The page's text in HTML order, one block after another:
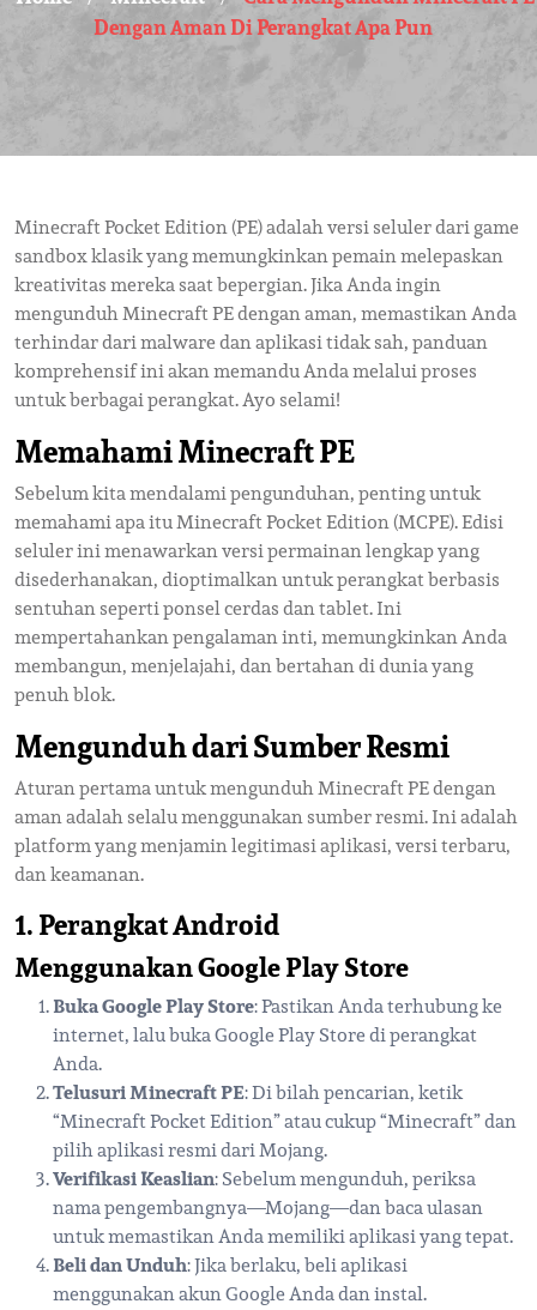
Dengan Aman Di Perangkat Apa Pun
Minecraft Pocket Edition (PE) adalah versi seluler dari game
sandbox klasik yang memungkinkan pemain melepaskan
kreativitas mereka saat bepergian. Jika Anda ingin
mengunduh Minecraft PE dengan aman, memastikan Anda
terhindar dari malware dan aplikasi tidak sah, panduan
komprehensif ini akan memandu Anda melalui proses
untuk berbagai perangkat. Ayo selami!
Memahami Minecraft PE
Sebelum kita mendalami pengunduhan, penting untuk
memahami apa itu Minecraft Pocket Edition (MCPE). Edisi
seluler ini menawarkan versi permainan lengkap yang
disederhanakan, dioptimalkan untuk perangkat berbasis
sentuhan seperti ponsel cerdas dan tablet. Ini
mempertahankan pengalaman inti, memungkinkan Anda
membangun, menjelajahi, dan bertahan di dunia yang
penuh blok.
Mengunduh dari Sumber Resmi
Aturan pertama untuk mengunduh Minecraft PE dengan
aman adalah selalu menggunakan sumber resmi. Ini adalah
platform yang menjamin legitimasi aplikasi, versi terbaru,
dan keamanan.
1. Perangkat Android
Menggunakan Google Play Store
Buka Google Play Store: Pastikan Anda terhubung ke
internet, lalu buka Google Play Store di perangkat
Anda.
Telusuri Minecraft PE: Di bilah pencarian, ketik
“Minecraft Pocket Edition” atau cukup “Minecraft” dan
pilih aplikasi resmi dari Mojang.
Verifikasi Keaslian: Sebelum mengunduh, periksa
nama pengembangnya—Mojang—dan baca ulasan
untuk memastikan Anda memiliki aplikasi yang tepat.
Beli dan Unduh: Jika berlaku, beli aplikasi
menggunakan akun Google Anda dan instal.